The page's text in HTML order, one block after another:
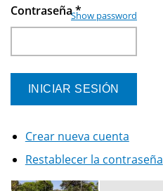
Contraseña*
Show password
Crear nueva cuenta
Restablecer la contraseña